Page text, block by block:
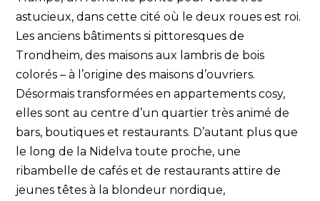
astucieux, dans cette cité où le deux roues est roi.
Les anciens bâtiments si pittoresques de
Trondheim, des maisons aux lambris de bois
colorés – à l’origine des maisons d’ouvriers.
Désormais transformées en appartements cosy,
elles sont au centre d’un quartier très animé de
bars, boutiques et restaurants. D’autant plus que
le long de la Nidelva toute proche, une
ribambelle de cafés et de restaurants attire de
jeunes têtes à la blondeur nordique,